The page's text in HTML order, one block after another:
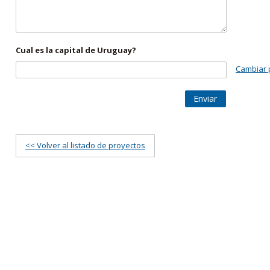
Cual es la capital de Uruguay?
Cambiar
Enviar
<< Volver al listado de proyectos